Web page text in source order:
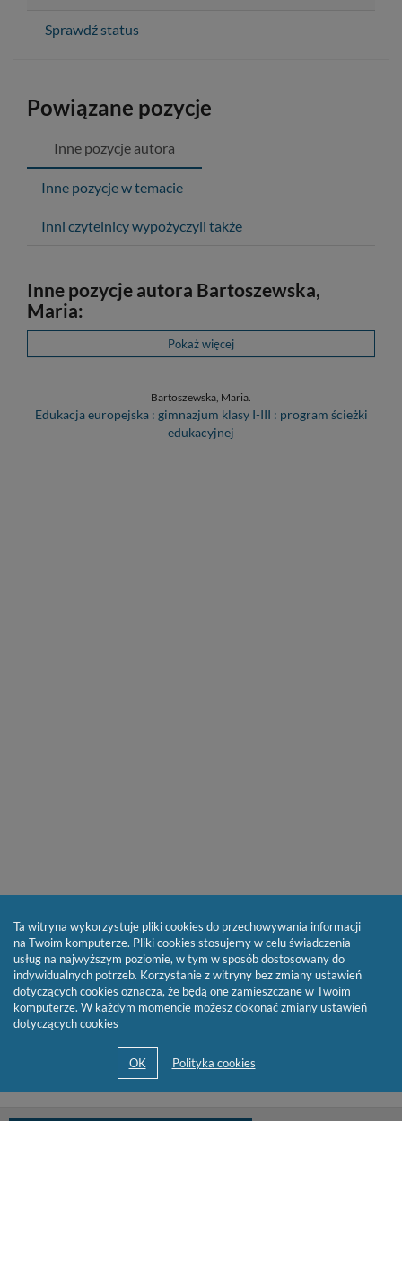
Sprawdź status
Powiązane pozycje
Inne pozycje autora
Inne pozycje w temacie
Inni czytelnicy wypożyczyli także
Inne pozycje autora Bartoszewska,
Maria:
Pokaż więcej
Bartoszewska, Maria.
Edukacja europejska : gimnazjum klasy I-III : program ścieżki
edukacyjnej
Ta witryna wykorzystuje pliki cookies do przechowywania informacji
na Twoim komputerze. Pliki cookies stosujemy w celu świadczenia
usług na najwyższym poziomie, w tym w sposób dostosowany do
indywidualnych potrzeb. Korzystanie z witryny bez zmiany ustawień
dotyczących cookies oznacza, że będą one zamieszczane w Twoim
komputerze. W każdym momencie możesz dokonać zmiany ustawień
dotyczących cookies